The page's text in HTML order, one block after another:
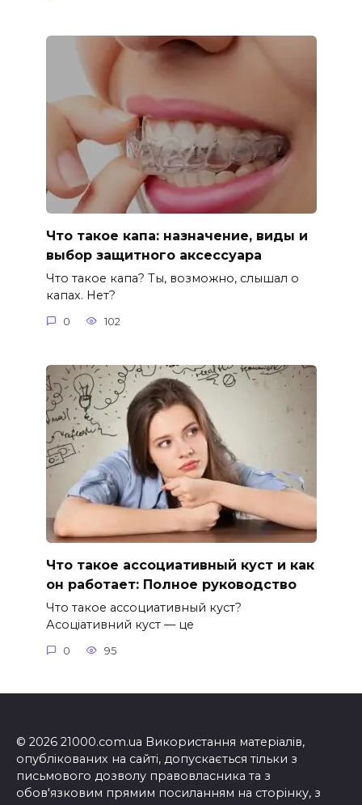
Что такое капа: назначение, виды и
выбор защитного аксессуара
Что такое капа? Ты, возможно, слышал о
капах. Нет?
0 102
Что такое ассоциативный куст и как
он работает: Полное руководство
Что такое ассоциативный куст?
Асоціативний куст — це
0 95
© 2026 21000.com.ua Використання матеріалів,
опублікованих на сайті, допускається тільки з
письмового дозволу правовласника та з
обов'язковим прямим посиланням на сторінку, з